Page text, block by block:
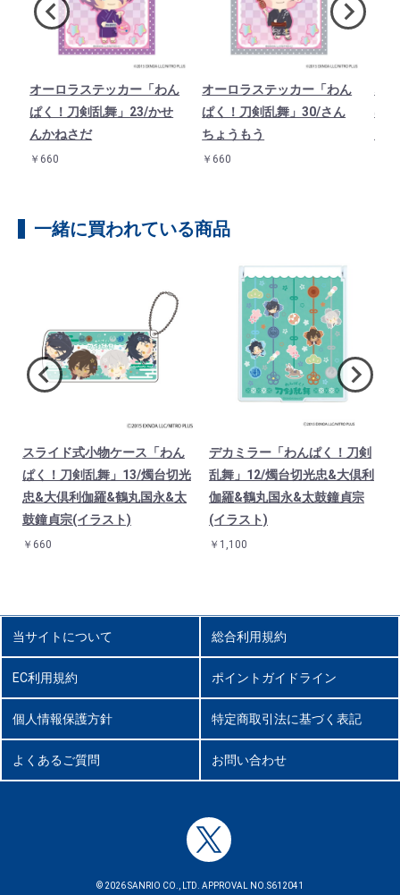
オーロラステッカー「わん
ぱく！刀剣乱舞」23/かせ
んかねさだ
￥660
オーロラステッカー「わん
ぱく！刀剣乱舞」30/さん
ちょうもう
￥660
ぱ
一緒に買われている商品
スライド式小物ケース「わん
ぱく！刀剣乱舞」13/燭台切光
忠&大倶利伽羅&鶴丸国永&太
鼓鐘貞宗(イラスト)
￥660
デカミラー「わんぱく！刀剣
乱舞」12/燭台切光忠&大倶利
伽羅&鶴丸国永&太鼓鐘貞宗
(イラスト)
￥1,100
当サイトについて 総合利用規約
EC利用規約 ポイントガイドライン
個人情報保護方針 特定商取引法に基づく表記
よくあるご質問 お問い合わせ
© 2026 SANRIO CO., LTD. APPROVAL NO.S612041